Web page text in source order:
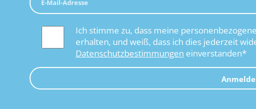
Ich stimme zu, dass meine
erhalten, und weiß, dass ich dies jederzeit
Datenschutzbestimmungen einverstanden*